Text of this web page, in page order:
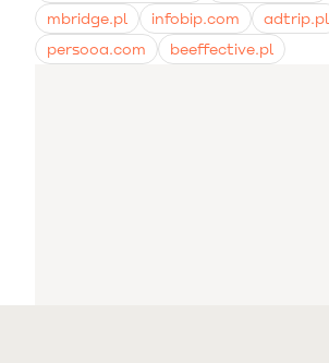
mbridge.pl
infobip.com
adtrip.pl
persooa.com
beeffective.pl